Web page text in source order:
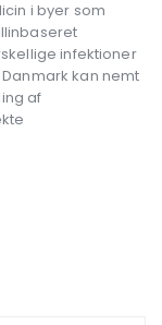
i byer som
infektioner
kan nemt
af